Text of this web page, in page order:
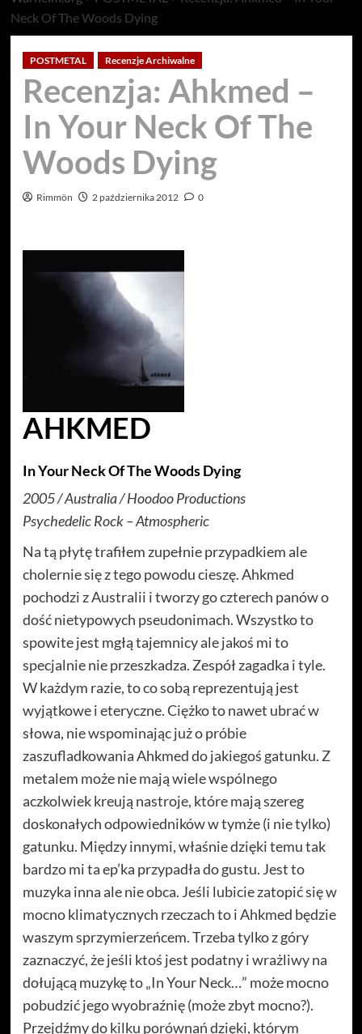
Neck Of The Woods Dying
POSTMETAL Recenzje Archiwalne
Recenzja: Ahkmed –
In Your Neck Of The
Woods Dying
Rimmön 2 października 2012 0
AHKMED
In Your Neck Of The Woods Dying
2005 / Australia / Hoodoo Productions
Psychedelic Rock – Atmospheric
Na tą płytę trafiłem zupełnie przypadkiem ale
cholernie się z tego powodu cieszę. Ahkmed
pochodzi z Australii i tworzy go czterech panów o
dość nietypowych pseudonimach. Wszystko to
spowite jest mgłą tajemnicy ale jakoś mi to
specjalnie nie przeszkadza. Zespół zagadka i tyle.
W każdym razie, to co sobą reprezentują jest
wyjątkowe i eteryczne. Ciężko to nawet ubrać w
słowa, nie wspominając już o próbie
zaszufladkowania Ahkmed do jakiegoś gatunku. Z
metalem może nie mają wiele wspólnego
aczkolwiek kreują nastroje, które mają szereg
doskonałych odpowiedników w tymże (i nie tylko)
gatunku. Między innymi, właśnie dzięki temu tak
bardzo mi ta ep’ka przypadła do gustu. Jest to
muzyka inna ale nie obca. Jeśli lubicie zatopić się w
mocno klimatycznych rzeczach to i Ahkmed będzie
waszym sprzymierzeńcem. Trzeba tylko z góry
zaznaczyć, że jeśli ktoś jest podatny i wrażliwy na
dołującą muzykę to „In Your Neck…” może mocno
pobudzić jego wyobraźnię (może zbyt mocno?).
Przejdźmy do kilku porównań dzięki, którym